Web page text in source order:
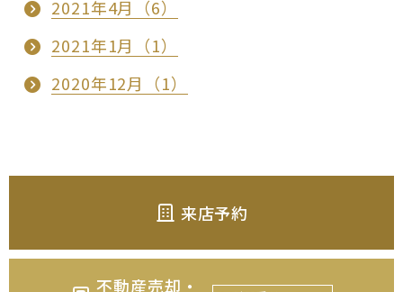
2021年4月（6）
2021年1月（1）
2020年12月（1）
来店予約
不動産売却・